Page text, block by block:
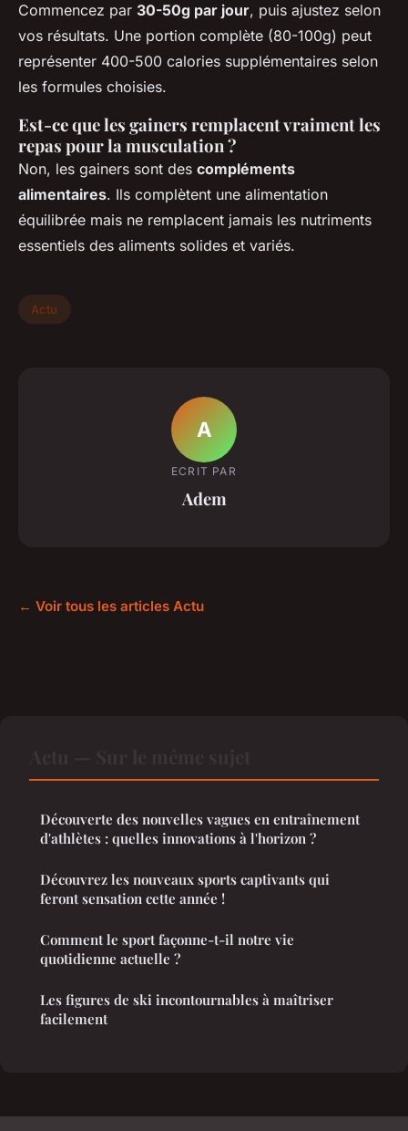
Commencez par 30-50g par jour, puis ajustez selon
vos résultats. Une portion complète (80-100g) peut
représenter 400-500 calories supplémentaires selon
les formules choisies.
Est-ce que les gainers remplacent vraiment les
repas pour la musculation ?
Non, les gainers sont des compléments
alimentaires. Ils complètent une alimentation
équilibrée mais ne remplacent jamais les nutriments
essentiels des aliments solides et variés.
Actu
A
ECRIT PAR
Adem
← Voir tous les articles Actu
Découverte des nouvelles vagues en entraînement
d'athlètes : quelles innovations à l'horizon ?
Découvrez les nouveaux sports captivants qui
feront sensation cette année !
Comment le sport façonne-t-il notre vie
quotidienne actuelle ?
Les figures de ski incontournables à maîtriser
facilement